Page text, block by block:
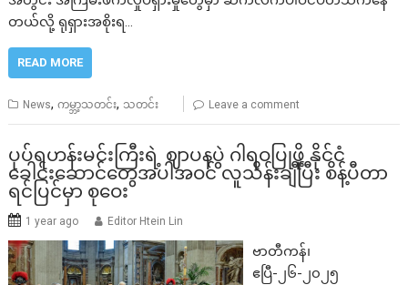
တယ်လို့ ရုရှားအစိုးရ…
READ MORE
News,ကမ္ဘာ့သတင်း, သတင်း Leave a comment
ပုပ်ရဟန်းမင်းကြီးရဲ့ ဈာပနပွဲ ဂါရဝပြုဖို့ နိုင်ငံ
ခေါင်းဆောင်တွေအပါအဝင် လူသိန်းချီပြီး စိန့်ပီတာ
ရင်ပြင်မှာ စုဝေး
1 year ago Editor Htein Lin
ဗာတီကန်၊
ဧပြီ-၂၆-၂၀၂၅